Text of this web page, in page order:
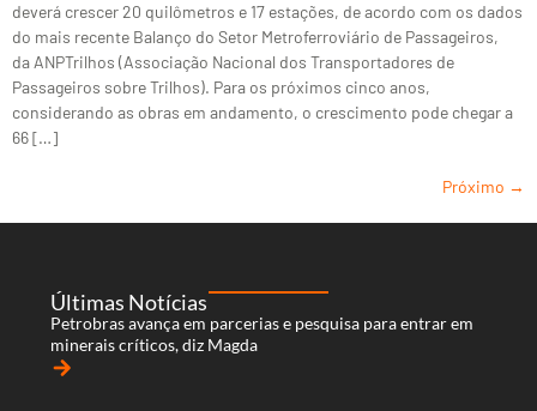
deverá crescer 20 quilômetros e 17 estações, de acordo com os dados
do mais recente Balanço do Setor Metroferroviário de Passageiros,
da ANPTrilhos (Associação Nacional dos Transportadores de
Passageiros sobre Trilhos). Para os próximos cinco anos,
considerando as obras em andamento, o crescimento pode chegar a
66 […]
Próximo →
Últimas Notícias
Petrobras avança em parcerias e pesquisa para entrar em
minerais críticos, diz Magda
arrow_forward